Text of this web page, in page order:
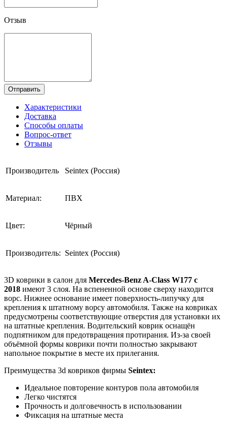
Отзыв
Отправить
Характеристики
Доставка
Способы оплаты
Вопрос-ответ
Отзывы
Производитель Seintex (Россия)
Материал: ПВХ
Цвет: Чёрный
Производитель: Seintex (Россия)
3D коврики в салон для Mercedes-Benz A-Сlass W177 с
2018 имеют 3 слоя. На вспененной основе сверху находится
ворс. Нижнее основание имеет поверхность-липучку для
крепления к штатному ворсу автомобиля. Также на ковриках
предусмотрены соответствующие отверстия для установки их
на штатные крепления. Водительский коврик оснащён
подпятником для предотвращения протирания. Из-за своей
объёмной формы коврики почти полностью закрывают
напольное покрытие в месте их прилегания.
Преимущества 3d ковриков фирмы Seintex:
Идеальное повторение контуров пола автомобиля
Легко чистятся
Прочность и долговечность в использовании
Фиксация на штатные места